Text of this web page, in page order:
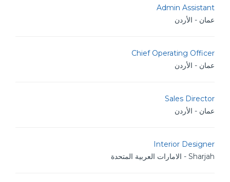
Admin Assistant
عمان - الأردن
Chief Operating Officer
عمان - الأردن
Sales Director
عمان - الأردن
Interior Designer
Sharjah - الامارات العربية المتحدة